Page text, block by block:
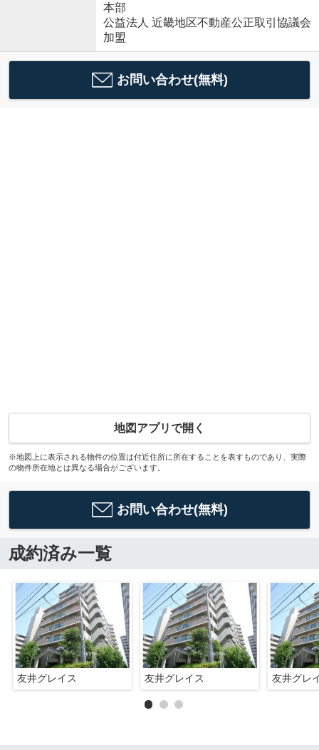
本部
公益法人 近畿地区不動産公正取引協議会
加盟
お問い合わせ(無料)
地図アプリで開く
※地図上に表示される物件の位置は付近住所に所在することを表すものであり、実際
の物件所在地とは異なる場合がございます。
お問い合わせ(無料)
成約済み一覧
友井グレイス 友井グレイス 友井グレ